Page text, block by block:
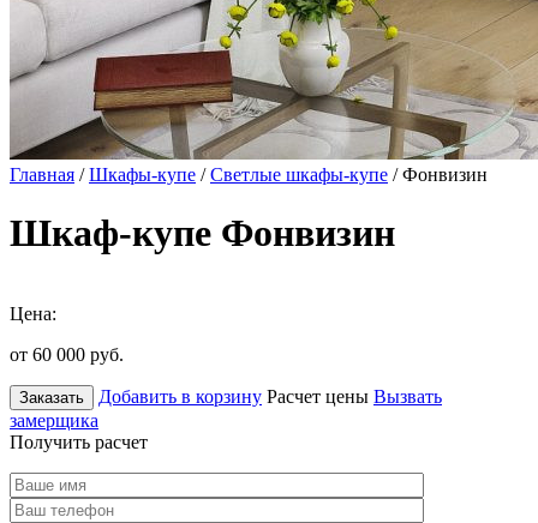
Главная /Шкафы-купе /Светлые шкафы-купе / Фонвизин
Шкаф-купе Фонвизин
Цена:
от 60 000 руб.
Заказать Добавить в корзину Расчет цены Вызвать
замерщика
Получить расчет